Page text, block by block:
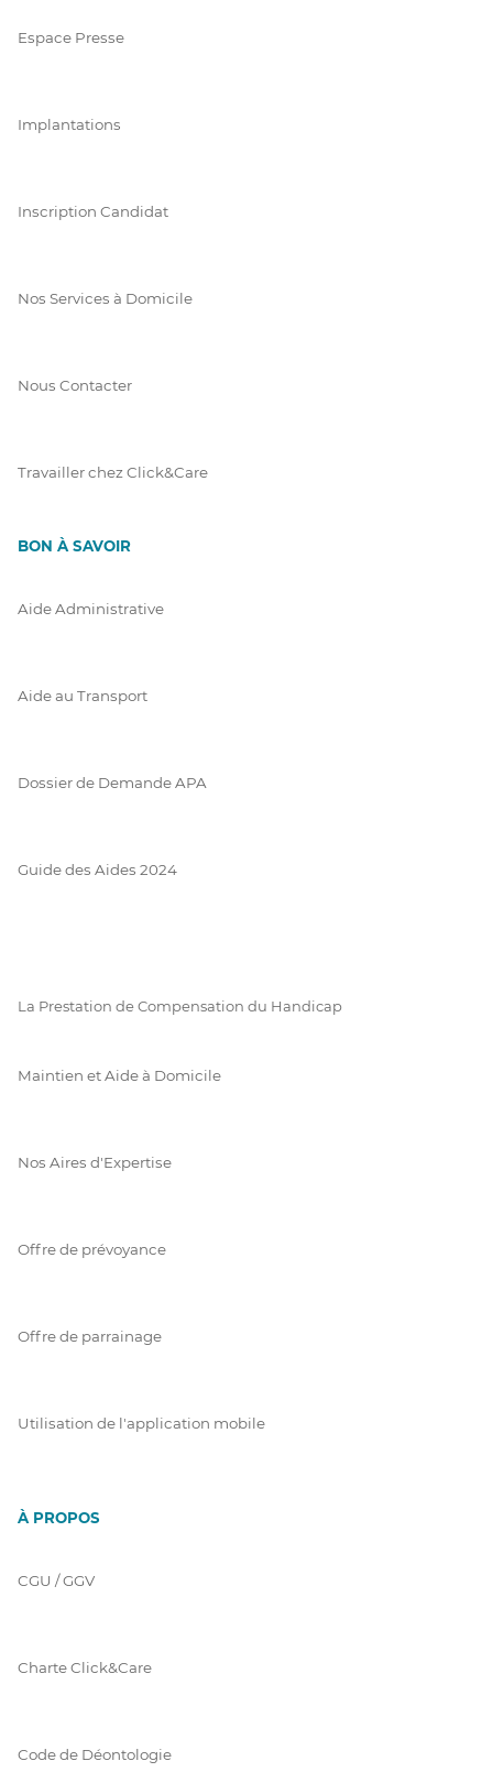
Espace Presse
Implantations
Inscription Candidat
Nos Services à Domicile
Nous Contacter
Travailler chez Click&Care
BON À SAVOIR
Aide Administrative
Aide au Transport
Dossier de Demande APA
Guide des Aides 2024
La Prestation de Compensation du Handicap
Maintien et Aide à Domicile
Nos Aires d'Expertise
Offre de prévoyance
Offre de parrainage
Utilisation de l'application mobile
À PROPOS
CGU / GGV
Charte Click&Care
Code de Déontologie